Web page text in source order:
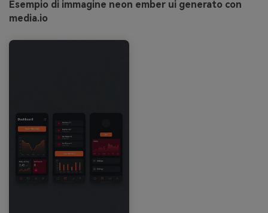
Esempio di immagine neon ember ui generato con
media.io